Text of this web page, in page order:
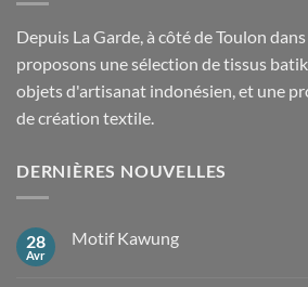
Depuis La Garde, à côté de Toulon
proposons une sélection de tissus
objets d'artisanat indonésien, et une
de création textile.
DERNIÈRES NOUVELLES
28
Avr
Motif Kawung